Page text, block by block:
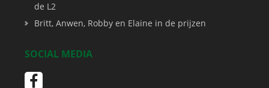
de L2
Britt, Anwen, Robby en Elaine in de prijzen
SOCIAL MEDIA